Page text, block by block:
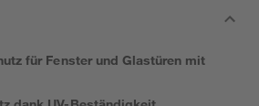
für Fenster und Glastüren mit